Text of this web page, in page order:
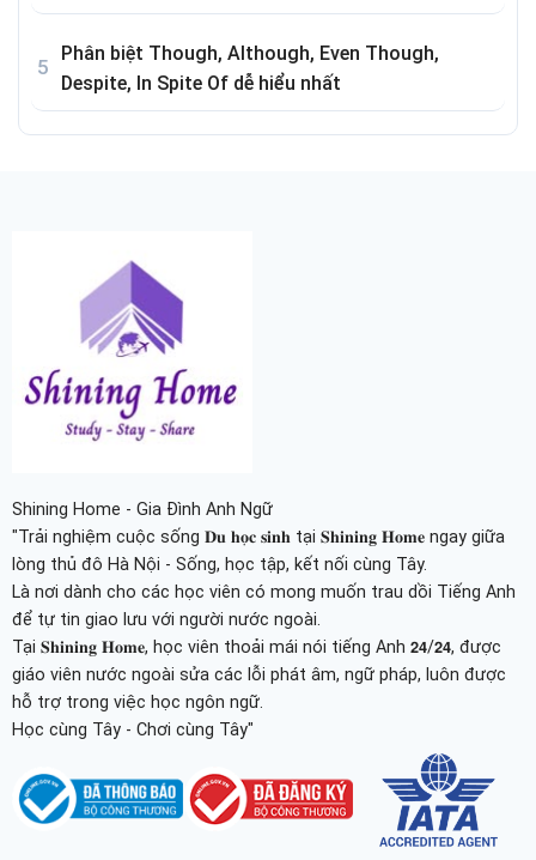
Phân biệt Though, Although, Even Though,
Despite, In Spite Of dễ hiểu nhất
Shining Home - Gia Đình Anh Ngữ
"Trải nghiệm cuộc sống 𝐃𝐮 𝐡𝐨̣𝐜 𝐬𝐢𝐧𝐡 tại 𝐒𝐡𝐢𝐧𝐢𝐧𝐠 𝐇𝐨𝐦𝐞 ngay giữa
lòng thủ đô Hà Nội - Sống, học tập, kết nối cùng Tây.
Là nơi dành cho các học viên có mong muốn trau dồi Tiếng Anh
để tự tin giao lưu với người nước ngoài.
Tại 𝐒𝐡𝐢𝐧𝐢𝐧𝐠 𝐇𝐨𝐦𝐞, học viên thoải mái nói tiếng Anh 𝟮𝟰/𝟮𝟰, được
giáo viên nước ngoài sửa các lỗi phát âm, ngữ pháp, luôn được
hỗ trợ trong việc học ngôn ngữ.
Học cùng Tây - Chơi cùng Tây"